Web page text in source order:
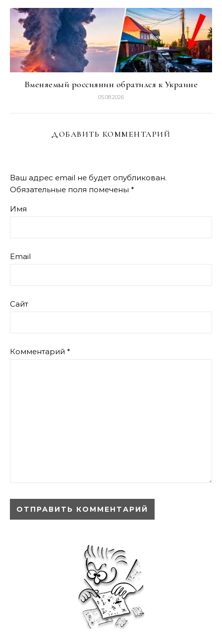
Вменяемый россиянин обратился к Украине
05.08.2026
ДОБАВИТЬ КОММЕНТАРИЙ
Ваш адрес email не будет опубликован.
Обязательные поля помечены *
Имя
Email
Сайт
Комментарий *